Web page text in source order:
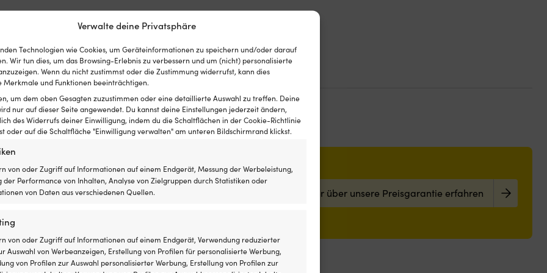
Verwalte deine Privatsphäre
Technologien wie Cookies, um Geräteinformationen zu speichern und/oder darauf
Wir tun dies, um das Browsing-Erlebnis zu verbessern und um (nicht) personalisierte
Wenn du nicht zustimmst oder die Zustimmung widerrufst, kann dies
Merkmale und Funktionen beeinträchtigen.
um dem oben Gesagten zuzustimmen oder eine detaillierte Auswahl zu treffen. Deine
nur auf dieser Seite angewendet. Du kannst deine Einstellungen jederzeit ändern,
des Widerrufs deiner Einwilligung, indem du die Schaltflächen in der Cookie-Richtlinie
oder auf die Schaltfläche "Einwilligung verwalten" am unteren Bildschirmrand klickst.
von oder Zugriff auf Informationen auf einem Endgerät, Messung der Werbeleistung,
der Performance von Inhalten, Analyse von Zielgruppen durch Statistiken oder
von Daten aus verschiedenen Quellen.
von oder Zugriff auf Informationen auf einem Endgerät, Verwendung reduzierter
Auswahl von Werbeanzeigen, Erstellung von Profilen für personalisierte Werbung,
von Profilen zur Auswahl personalisierter Werbung, Erstellung von Profilen zur
ganz einfach: Wir gleichen die Preise aller Shops
– findest du den Artikel innerhalb von 14 Tagen bei
Nachhinein an. Keine komplizierten Bedingungen.
Mehr über unsere Preisgarantie erfahren